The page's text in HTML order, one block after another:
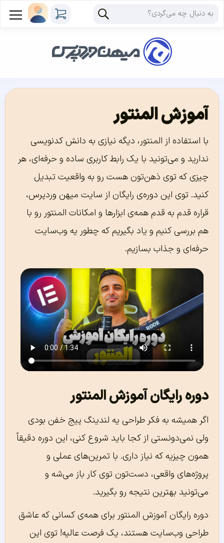
آموزش المنتور
با استفاده از المنتور، دیگه نیازی به دانش کدنویسی
ندارید و می‌تونید با یک رابط کاربری ساده و حرفه‌ای، هر
چیزی که توی ذهن‌تون هست رو به واقعیت تبدیل
کنید. توی این دوره‌ی رایگان از سایت میهن وردپرس،
قراره قدم به قدم همه‌ی ابزارها و امکانات المنتور رو با
هم بررسی کنیم و یاد بگیریم که چطور یه وب‌سایت
حرفه‌ای و جذاب بسازیم.
دوره رایگان آموزش المنتور
اگر همیشه به فکر طراحی یه لندینگ پیج خفن بودی
ولی نمی‌دونستی از کجا باید شروع کنی، این دوره دقیقاً
همون چیزیه که نیاز داری. با تمرین‌های عملی و
پروژه‌های واقعی، دست‌تون توی کار باز می‌شه و
می‌تونید بهترین نتیجه رو بگیرید.
دوره رایگان آموزش المنتور برای همه‌ی کسانی که عاشق
طراحی وب‌سایت هستند، یک فرصت عالیه! توی این